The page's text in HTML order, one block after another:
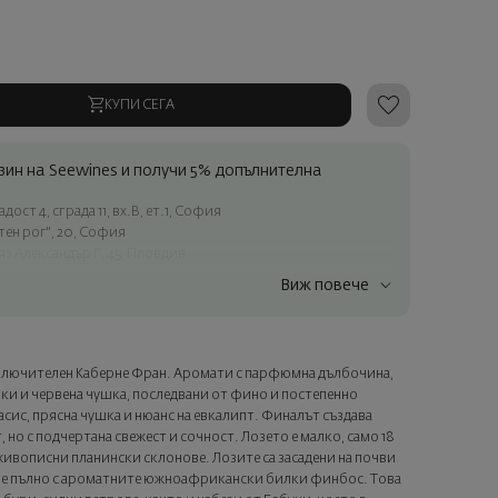
КУПИ СЕГА
на Seewines и получи 5% допълнителна
4, сграда 11, вх.В, ет.1, София
рог", 20, София
страна
опаковка и персонализирана картичка с ваше пожелание.
стъпка от поръчката.
Виж повече
Каберне Фран. Аромати с парфюмна дълбочина,
и червена чушка, последвани от фино и постепенно
прясна чушка и нюанс на евкалипт. Финалът създава
с подчертана свежест и сочност. Лозето е малко, само 18
планински склонове. Лозите са засадени на почви
е пълно с ароматните южноафрикански билки финбос. Това